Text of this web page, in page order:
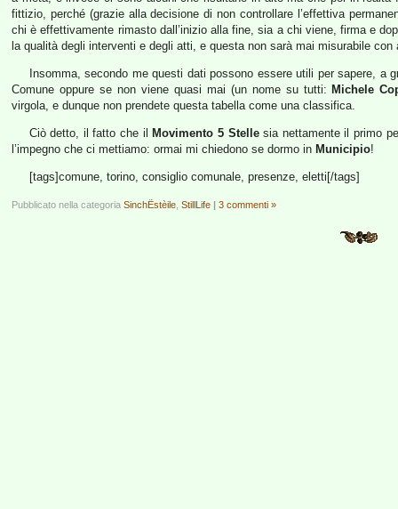
fittizio, perché (grazie alla decisione di non controllare l’effettiva
chi è effettivamente rimasto dall’inizio alla fine, sia a chi viene, firma e
la qualità degli interventi e degli atti, e questa non sarà mai misurabile
Insomma, secondo me questi dati possono essere utili per sapere, a
Comune oppure se non viene quasi mai (un nome su tutti: Michele
virgola, e dunque non prendete questa tabella come una classifica.
Ciò detto, il fatto che il Movimento 5 Stellesia nettamente il primo
l’impegno che ci mettiamo: ormai mi chiedono se dormo in Municipio!
[tags]comune, torino, consiglio comunale, presenze, eletti[/tags]
Pubblicato nella categoria SinchËstèile StillLife | 3 commenti »